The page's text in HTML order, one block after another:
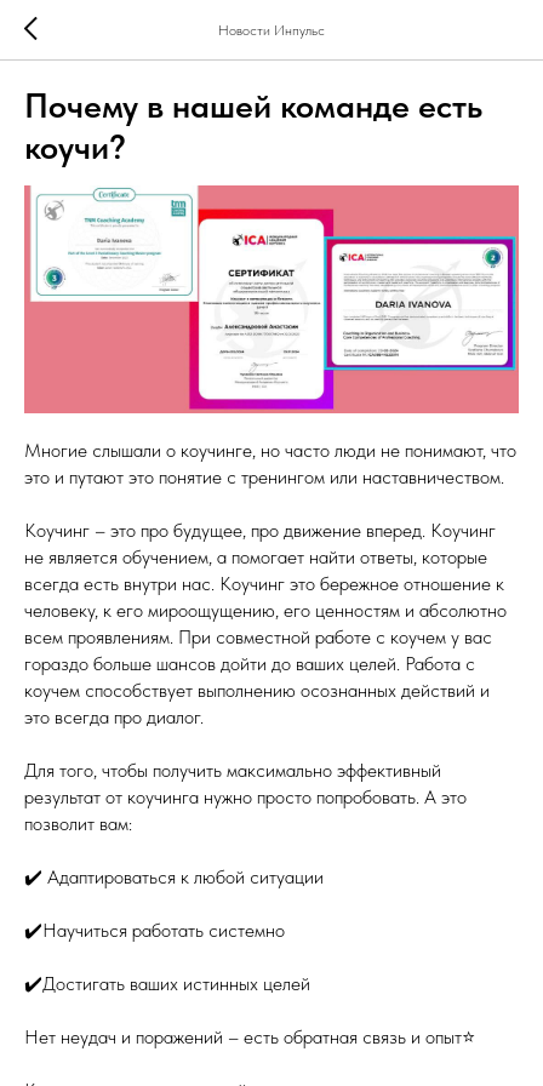
Новости Инпульс
Почему в нашей команде есть
коучи?
Многие слышали о коучинге, но часто люди не понимают, что
это и путают это понятие с тренингом или наставничеством.
Коучинг – это про будущее, про движение вперед. Коучинг
не является обучением, а помогает найти ответы, которые
всегда есть внутри нас. Коучинг это бережное отношение к
человеку, к его мироощущению, его ценностям и абсолютно
всем проявлениям. При совместной работе с коучем у вас
гораздо больше шансов дойти до ваших целей. Работа с
коучем способствует выполнению осознанных действий и
это всегда про диалог.
Для того, чтобы получить максимально эффективный
результат от коучинга нужно просто попробовать. А это
позволит вам:
✔️ Адаптироваться к любой ситуации
✔️Научиться работать системно
✔️Достигать ваших истинных целей
Нет неудач и поражений – есть обратная связь и опыт⭐️